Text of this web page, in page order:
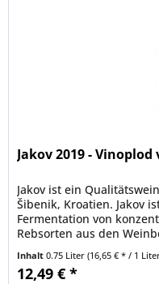
Jakov 2019 -
Jakov ist ein
Šibenik, Kroatien. Jakov
Fermentation von
Rebsorten aus den
Ugni blanc,...
Inhalt0.75 Liter(16,65 € * / 1
12,49 € *